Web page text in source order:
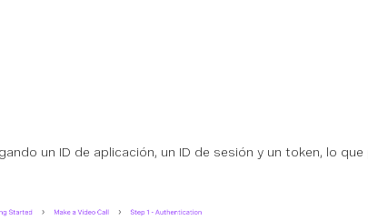
un ID de aplicación, un ID de sesión y un token, lo